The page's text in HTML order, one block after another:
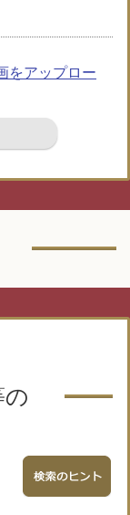
をアップロー